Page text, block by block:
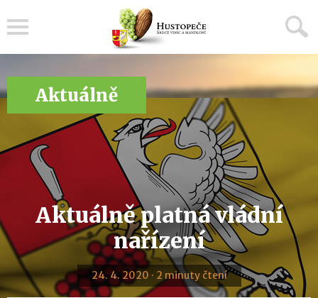
Aktuálně
Aktuálně platná vládní
nařízení
24. 4. 2020 · 2 minuty čtení